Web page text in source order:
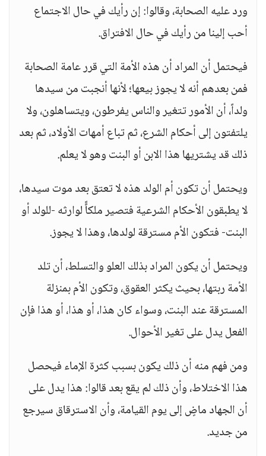
ورد عليه الصحابة، وقالوا: إن رأيك في حال الاجتماع
أحب إلينا من رأيك في حال الافتراق.
فيحتمل أن المراد أن هذه الأمة التي قرر عامة الصحابة
فمن بعدهم أنه لا يجوز بيعها؛ لأنها أنجبت من سيدها
ولداً، أن الأمور تتغير والناس يفرطون، ويتساهلون، ولا
يلتفتون إلى أحكام الشرع، ثم تباع أمهات الأولاد، ثم بعد
ذلك قد يشتريها هذا الابن أو البنت وهو لا يعلم.
ويحتمل أن تكون أم الولد هذه لا تعتق بعد موت سيدها،
لا يطبقون الأحكام الشرعية فتصير ملكاًً لوارثه -للولد أو
البنت- فتكون الأم مسترقة لولدها، وهذا لا يجوز.
ويحتمل أن يكون المراد بذلك العلو والتسلط، أن تلد
الأمة ربتها، بحيث يكثر العقوق، وتكون الأم بمنزلة
المسترقة عند البنت، وسواء كان هذا، أو هذا، أو هذا فإن
الفعل يدل على تغير الأحوال.
ومن فهم منه أن ذلك يكون بسبب كثرة الإماء فيحصل
هذا الاختلاط، وأن ذلك لم يقع بعد قالوا: هذا يدل على
أن الجهاد ماضٍ إلى يوم القيامة، وأن الاسترقاق سيرجع
من جديد.